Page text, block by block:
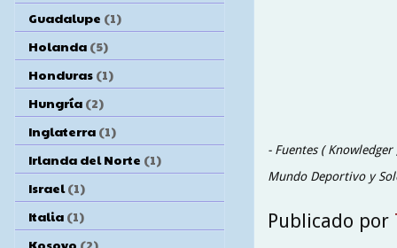
- Fuentes (
Mundo Deportivo y
Publicado por
Guadalupe (1)
Holanda (5)
Honduras (1)
Hungría (2)
Inglaterra (1)
Irlanda del Norte (1)
Israel (1)
Italia (1)
Kosovo (2)